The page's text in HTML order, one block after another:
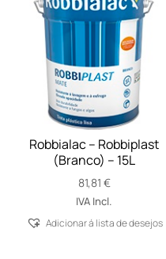
Robbialac – Robbiplast
(Branco) – 15L
81,81 €
IVA Incl.
Adicionar á lista de desejos